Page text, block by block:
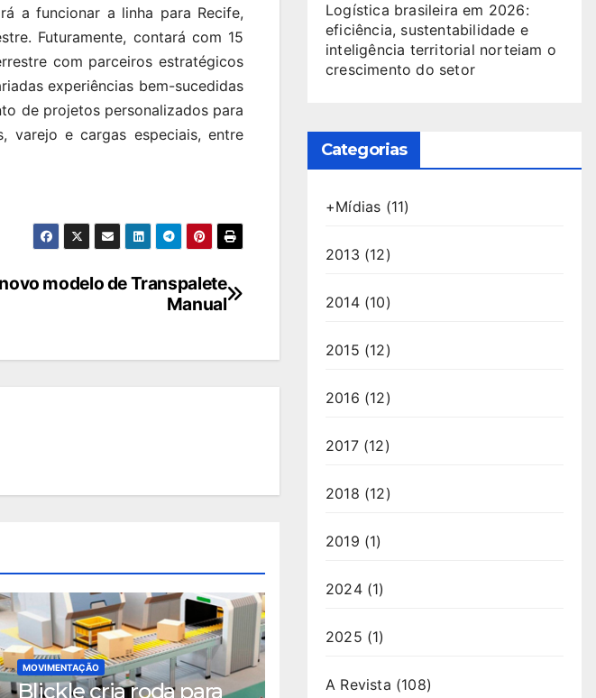
a funcionar a linha para Recife,
Futuramente, contará com 15
com parceiros estratégicos
experiências bem-sucedidas
de projetos personalizados para
varejo e cargas especiais, entre
modelo de Transpalete
Manual
MOVIMENTAÇÃO
Blickle cria roda para
Logística brasileira em 2026:
eficiência, sustentabilidade e
inteligência territorial norteiam o
crescimento do setor
Categorias
+Mídias (11)
2013 (12)
2014(10)
2015 (12)
2016 (12)
2017(12)
2018 (12)
2019 (1)
2024(1)
2025 (1)
A Revista (108)